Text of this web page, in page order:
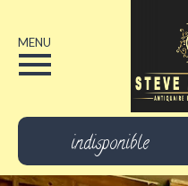
MENU
indisponible